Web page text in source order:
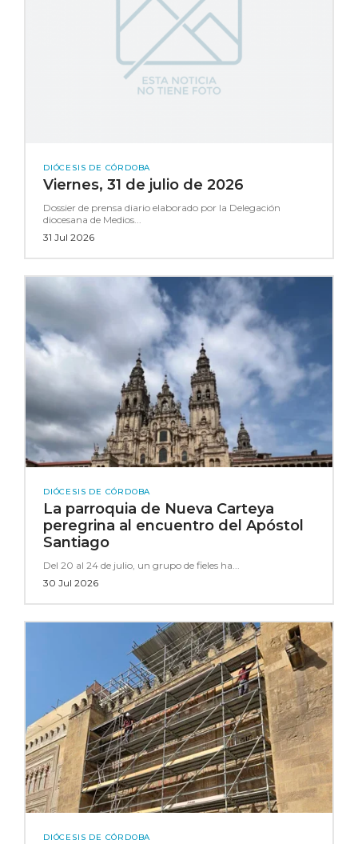
DIÓCESIS DE CÓRDOBA
Viernes, 31 de julio de 2026
Dossier de prensa diario elaborado por la Delegación
diocesana de Medios...
31 Jul 2026
DIÓCESIS DE CÓRDOBA
La parroquia de Nueva Carteya
peregrina al encuentro del Apóstol
Santiago
Del 20 al 24 de julio, un grupo de fieles ha...
30 Jul 2026
DIÓCESIS DE CÓRDOBA